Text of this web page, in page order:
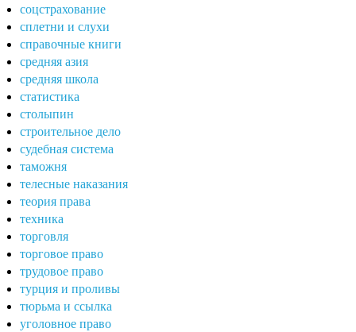
соцстрахование
сплетни и слухи
справочные книги
средняя азия
средняя школа
статистика
столыпин
строительное дело
судебная система
таможня
телесные наказания
теория права
техника
торговля
торговое право
трудовое право
турция и проливы
тюрьма и ссылка
уголовное право